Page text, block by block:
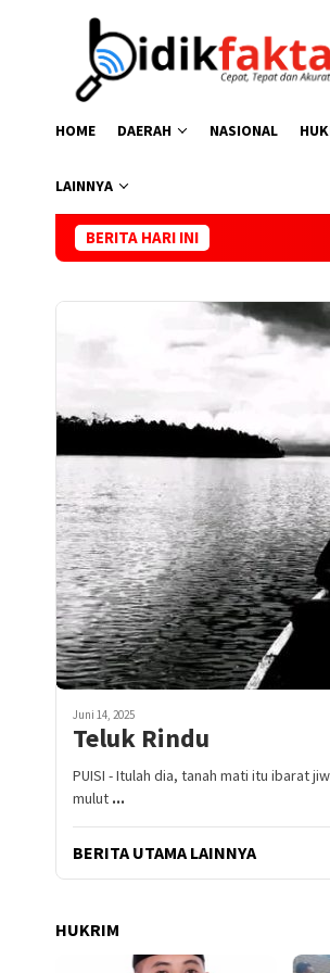
HOME DAERAH NASIONAL
LAINNYA
BERITA HARI INI Kasus
Juni 14, 2025
Teluk Rindu
PUISI - Itulah dia, tanah mati itu ibarat
mulut ...
BERITA UTAMA LAINNYA
HUKRIM